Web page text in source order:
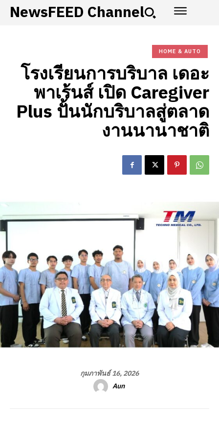
NewsFEED Channel
HOME & AUTO
โรงเรียนการบริบาล เดอะ
พาเร้นส์ เปิด Caregiver
Plus ปั้นนักบริบาลสู่ตลาด
งานนานาชาติ
กุมภาพันธ์ 16, 2026
Aun